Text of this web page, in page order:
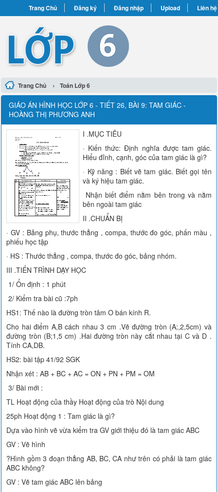
Trang Chủ Đăng ký Đăng nhập Upload Liên hệ
Trang Chủ › Toán Lớp 6
GIÁO ÁN HÌNH HỌC LỚP 6 - TIẾT 26, BÀI 9: TAM GIÁC -
HOÀNG THỊ PHƯƠNG ANH
I .MỤC TIÊU
· Kiến thức: Định nghĩa được tam giác.
Hiểu đỉnh, cạnh, góc của tam giác là gì?
· Kỹ năng : Biết vẽ tam giác. Biết gọi tên
và ký hiệu tam giác.
Nhận biết điểm nằm bên trong và nằm
bên ngoài tam giác
II .CHUẨN BỊ
· GV : Bảng phụ, thước thẳng , compa, thước đo góc, phấn màu ,
phiếu học tập
· HS : Thước thẳng , compa, thước đo góc, bảng nhóm.
III .TIẾN TRÌNH DẠY HỌC
1/ Ổn định : 1 phút
2/ Kiểm tra bài cũ :7ph
HS1: Thế nào là đường tròn tâm O bán kính R.
Cho hai điểm A,B cách nhau 3 cm .Vẽ đường tròn (A;,2,5cm) và
đường tròn (B;1,5 cm) .Hai đường tròn này cắt nhau tại C và D .
Tính CA,DB.
HS2: bài tập 41/92 SGK
Nhận xét : AB + BC + AC = ON + PN + PM = OM
3/ Bài mới :
TL Hoạt động của thầy Hoạt động của trò Nội dung
25ph Hoạt động 1 : Tam giác là gì?
Dựa vào hình vẽ vừa kiểm tra GV giới thiệu đó là tam giác ABC
GV : Vẽ hình
?Hình gồm 3 đoạn thẳng AB, BC, CA như trên có phải là tam giác
ABC không?
GV : Vẽ tam giác ABC lên bảng